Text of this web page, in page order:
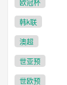
欧冠杯
韩k联
澳超
世亚预
世欧预